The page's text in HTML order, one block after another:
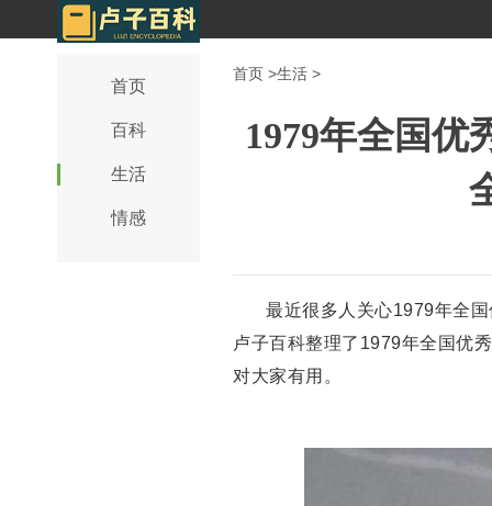
首页
百科
生活
情感
首页 >生活 >
1979年全国优
最近很多人关心1979年全
卢子百科整理了1979年全国优
对大家有用。